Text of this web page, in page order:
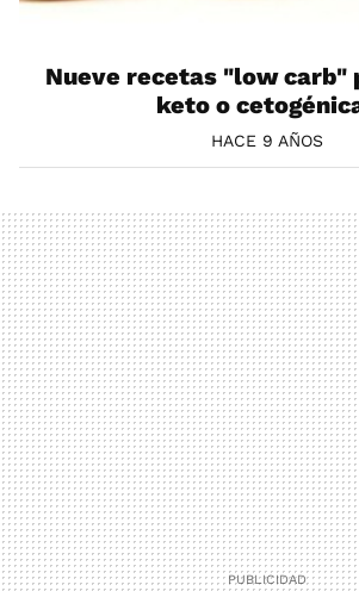
Nueve recetas "low carb"
keto o
HACE 9 AÑOS